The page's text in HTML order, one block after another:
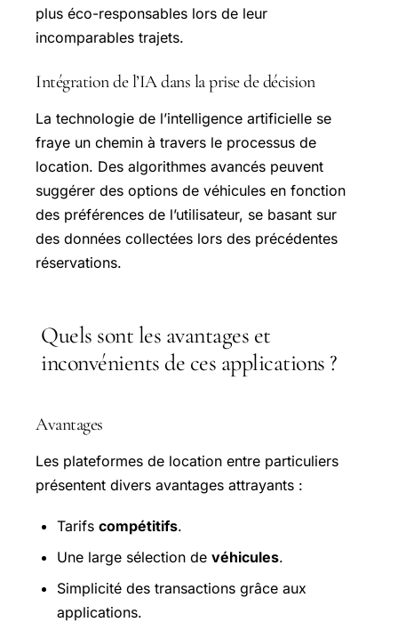
plus éco-responsables lors de leur
incomparables trajets.
Intégration de l’IA dans la prise de décision
La technologie de l’intelligence artificielle se
fraye un chemin à travers le processus de
location. Des algorithmes avancés peuvent
suggérer des options de véhicules en fonction
des préférences de l’utilisateur, se basant sur
des données collectées lors des précédentes
réservations.
Quels sont les avantages et
inconvénients de ces applications ?
Avantages
Les plateformes de location entre particuliers
présentent divers avantages attrayants :
Tarifs compétitifs.
Une large sélection de véhicules.
Simplicité des transactions grâce aux
applications.